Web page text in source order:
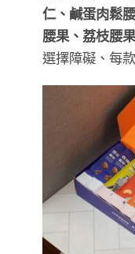
仁、鹹蛋肉鬆
腰果、荔枝腰
選擇障礙、每